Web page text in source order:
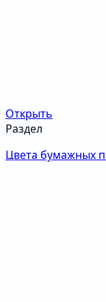
Открыть
Раздел
Цвета бумажных